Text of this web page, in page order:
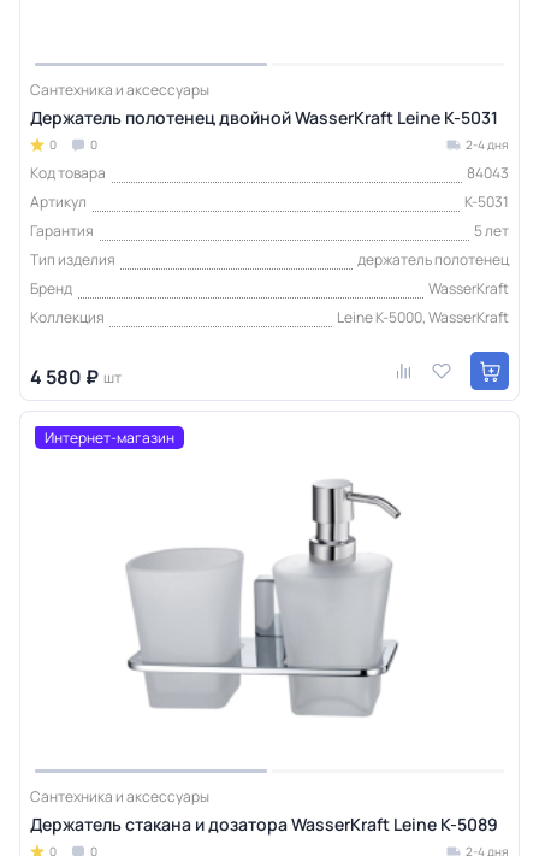
Сантехника и аксессуары
Держатель полотенец двойной WasserKraft Leine K-5031
0 0 2-4 дня
Код товара
84043
Артикул
K-5031
Гарантия
5 лет
Тип изделия
держатель полотенец
Бренд
WasserKraft
Коллекция
Leine K-5000, WasserKraft
4 580 ₽ шт
Интернет-магазин
Сантехника и аксессуары
Держатель стакана и дозатора WasserKraft Leine K-5089
0 0 2-4 дня